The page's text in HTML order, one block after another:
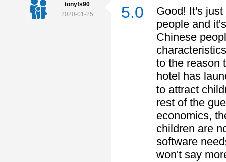
tonyfs90
2020-01-25
5.0
Good! It's
people and
Chinese
to the reason
hotel has
to attract
rest of the
economics,
children are
software
won't say